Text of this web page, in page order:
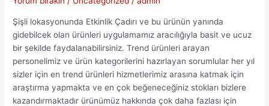
Şişli lokasyonunda Etkinlik Çadırı ve bu ürünün yanında
gidebilcek olan ürünleri uygulamamız aracılığıyla basit ve ucuz
bir şekilde faydalanabilirsiniz. Trend ürünleri arayan
personelimiz ve ürün kategorilerini hazırlayan sorumlular her yıl
sizler için en trend ürünleri hizmetlerimiz arasına katmak için
araştırma yapmakta ve en çok beğeneceğiniz stokları bizlere
kazandırmaktadır ürünümüz hakkında çok daha fazlası için